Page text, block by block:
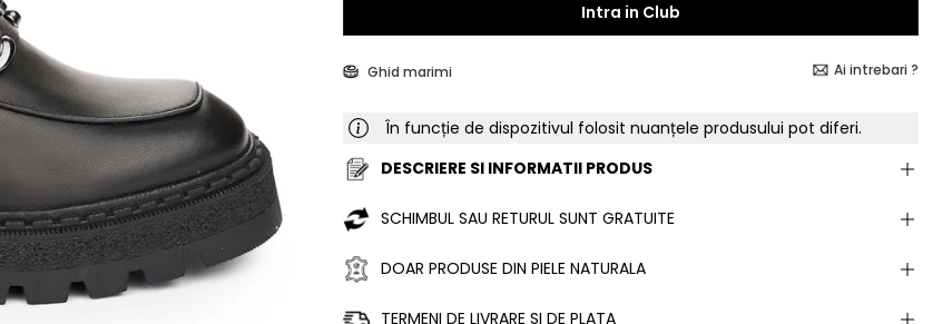
Intra in Club
Ghid marimi Ai intrebari ?
În funcție de dispozitivul folosit nuanțele produsului pot diferi.
DESCRIERE SI INFORMATII PRODUS
SCHIMBUL SAU RETURUL SUNT GRATUITE
DOAR PRODUSE DIN PIELE NATURALA
TERMENI DE LIVRARE SI DE PLATA